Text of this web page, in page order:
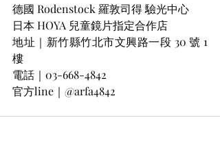
德國 Rodenstock 羅敦司得 驗光中心
日本 HOYA 兒童鏡片指定合作店
地址｜新竹縣竹北市文興路一段 30 號 1
樓
電話｜03-668-4842
官方line｜@arfa4842